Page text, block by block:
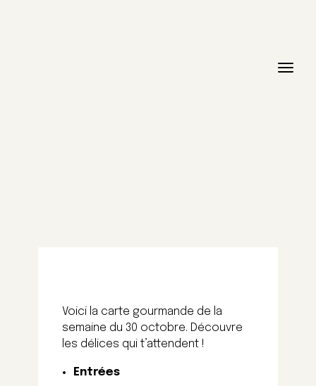
Voici la carte gourmande de la
semaine du 30 octobre. Découvre
les délices qui t’attendent !
Entrées